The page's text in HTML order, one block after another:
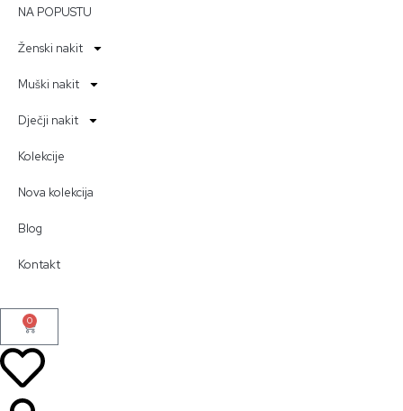
NA POPUSTU
Ženski nakit
Muški nakit
Dječji nakit
Kolekcije
Nova kolekcija
Blog
Kontakt
0